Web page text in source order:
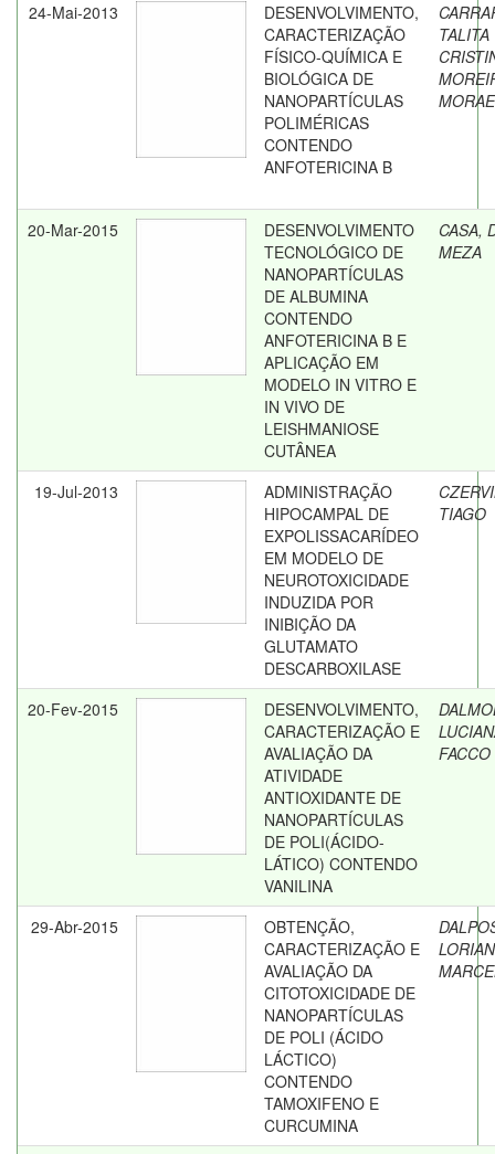
24-Mai-2013
DESENVOLVIMENTO,
CARACTERIZAÇÃO
FÍSICO-QUÍMICA E
BIOLÓGICA DE
NANOPARTÍCULAS
POLIMÉRICAS
CONTENDO
ANFOTERICINA B
TALITA
20-Mar-2015
DESENVOLVIMENTO
TECNOLÓGICO DE
NANOPARTÍCULAS
DE ALBUMINA
CONTENDO
ANFOTERICINA B E
APLICAÇÃO EM
MODELO IN VITRO E
IN VIVO DE
LEISHMANIOSE
CUTÂNEA
CASA,
MEZA
19-Jul-2013
ADMINISTRAÇÃO
HIPOCAMPAL DE
EXPOLISSACARÍDEO
EM MODELO DE
NEUROTOXICIDADE
INDUZIDA POR
INIBIÇÃO DA
GLUTAMATO
DESCARBOXILASE
TIAGO
20-Fev-2015
DESENVOLVIMENTO,
CARACTERIZAÇÃO E
AVALIAÇÃO DA
ATIVIDADE
ANTIOXIDANTE DE
NANOPARTÍCULAS
DE POLI(ÁCIDO-
LÁTICO) CONTENDO
VANILINA
FACCO
29-Abr-2015
OBTENÇÃO,
CARACTERIZAÇÃO E
AVALIAÇÃO DA
CITOTOXICIDADE DE
NANOPARTÍCULAS
DE POLI (ÁCIDO
LÁCTICO)
CONTENDO
TAMOXIFENO E
CURCUMINA